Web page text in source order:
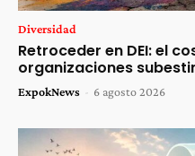
Diversidad
Retroceder en DEI: el
organizaciones
ExpokNews - 6 agosto 2026